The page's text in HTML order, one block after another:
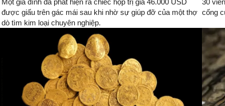
được giấu trên gác mái sau khi nhờ sự giúp đỡ của một thợ
dò tìm kim loại chuyên nghiệp.
cống